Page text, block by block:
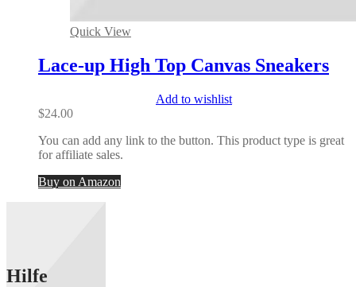
Quick View
Lace-up High Top Canvas Sneakers
Add to wishlist
$24.00
You can add any link to the button. This product type is great
for affiliate sales.
Buy on Amazon
Hilfe